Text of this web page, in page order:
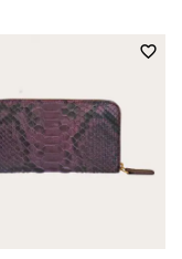
favorite_border